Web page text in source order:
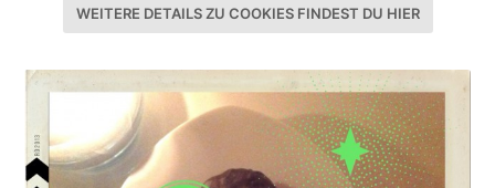
SCHLAGWORT:WEIHNACHTSGEBÄCK
WEITERE DETAILS ZU COOKIES FINDEST DU HIER